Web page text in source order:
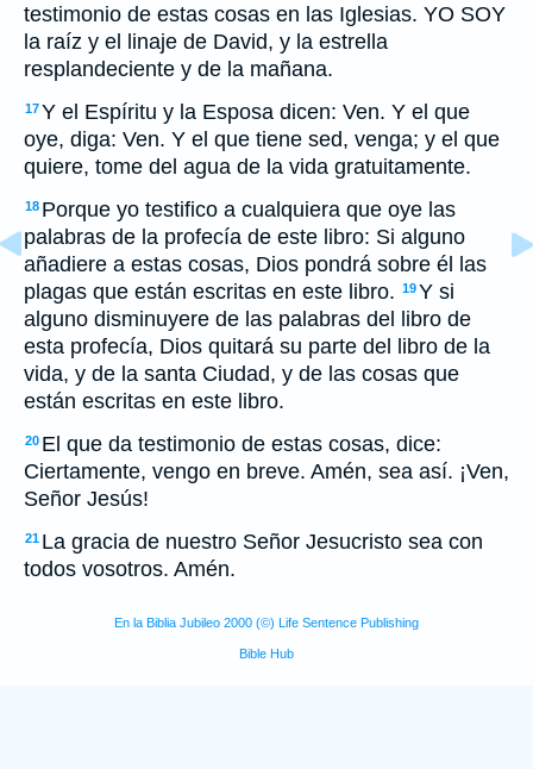
testimonio de estas cosas en las Iglesias. YO SOY
la raíz y el linaje de David, y la estrella
resplandeciente y de la mañana.
17Y el Espíritu y la Esposa dicen: Ven. Y el que
oye, diga: Ven. Y el que tiene sed, venga; y el que
quiere, tome del agua de la vida gratuitamente.
18 Porque yo testifico a cualquiera que oye las
palabras de la profecía de este libro: Si alguno
añadiere a estas cosas, Dios pondrá sobre él las
plagas que están escritas en este libro. 19Y si
alguno disminuyere de las palabras del libro de
esta profecía, Dios quitará su parte del libro de la
vida, y de la santa Ciudad, y de las cosas que
están escritas en este libro.
20 El que da testimonio de estas cosas, dice:
Ciertamente, vengo en breve. Amén, sea así. ¡Ven,
Señor Jesús!
21 La gracia de nuestro Señor Jesucristo sea con
todos vosotros. Amén.
En la Biblia Jubileo 2000 (©) Life Sentence Publishing
Bible Hub